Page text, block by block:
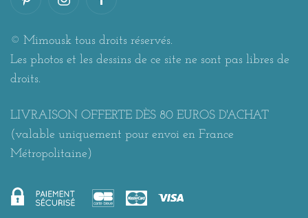
© Mimousk tous droits réservés.
Les photos et les dessins de ce site ne sont pas libres de
droits.
LIVRAISON OFFERTE DÈS 80 EUROS D'ACHAT
(valable uniquement pour envoi en France
Métropolitaine)